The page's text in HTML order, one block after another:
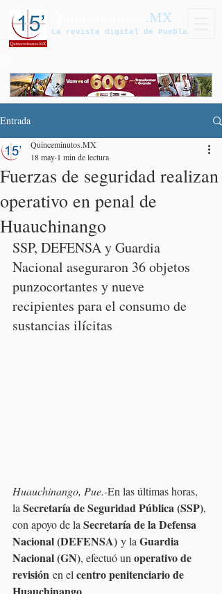
.MX
La revista digital de Puebla
Entrada
Fuerzas de seguridad realizan
operativo en penal de
Huauchinango
Quinceminutos.MX
18 may 1 min de lectura
SSP, DEFENSA y Guardia
Nacional aseguraron 36 objetos
punzocortantes y nueve
recipientes para el consumo de
sustancias ilícitas
Huauchinango, Pue.-En las últimas horas,
la Secretaría de Seguridad Pública (SSP),
con apoyo de la Secretaría de la Defensa
Nacional (DEFENSA) y la Guardia
Nacional (GN), efectuó un operativo de
revisión en el centro penitenciario de